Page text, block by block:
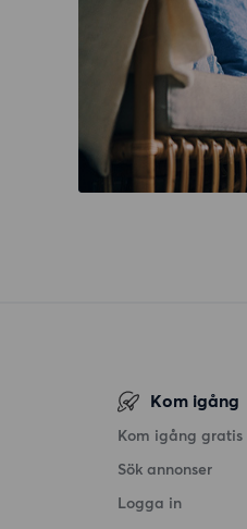
Kom igång
Kom igång gratis
Sök annonser
Logga in